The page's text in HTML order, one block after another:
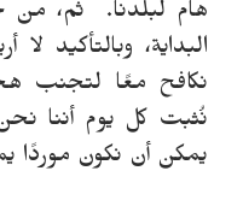
هام لبلدنا. ثم، من
البداية، وبالتأكيد
نكافح معًا لتجنب
نُثبت كل يوم أننا
يمكن أن نكون موردًا